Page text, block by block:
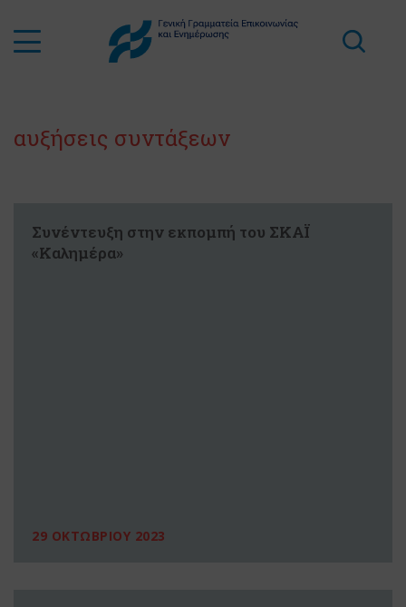
αυξήσεις συντάξεων
Συνέντευξη στην εκπομπή του ΣΚΑΪ
«Καλημέρα»
29 ΟΚΤΩΒΡΙΟΥ 2023